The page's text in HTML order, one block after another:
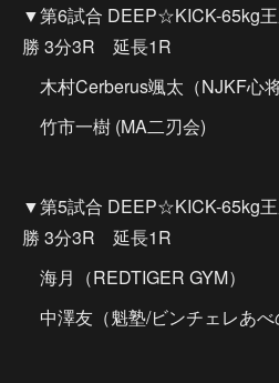
▼第6試合 DEEP☆KICK-65kg
勝 3分3R 延長1R
木村Cerberus颯太（NJKF心将
竹市一樹 (MA二刃会)
▼第5試合 DEEP☆KICK-65kg
勝 3分3R 延長1R
海月（REDTIGER GYM）
中澤友（魁塾/ビンチェレあべ